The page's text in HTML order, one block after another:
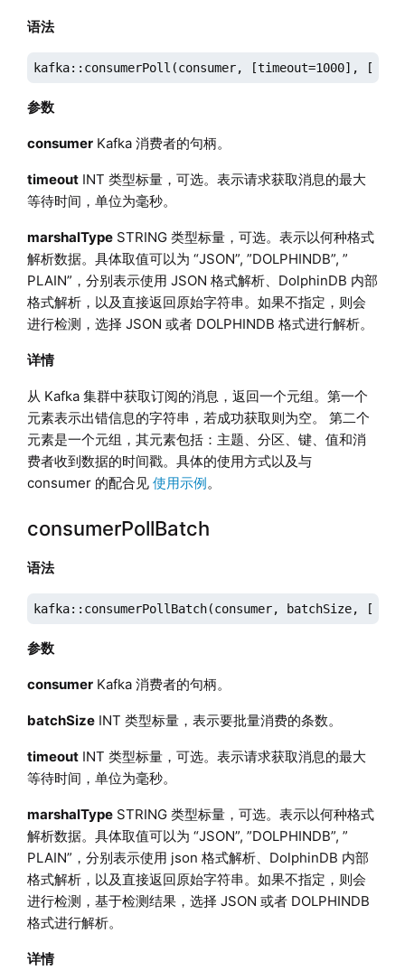
语法
kafka::consumerPoll(consumer, [timeout=1000],
参数
consumerKafka 消费者的句柄。
timeoutINT 类型标量，可选。表示请求获取消息的最大
等待时间，单位为毫秒。
marshalTypeSTRING 类型标量，可选。表示以何种格式
解析数据。具体取值可以为 “JSON”, ”DOLPHINDB”, ”
PLAIN”，分别表示使用 JSON 格式解析、DolphinDB 内部
格式解析，以及直接返回原始字符串。如果不指定，则会
进行检测，选择 JSON 或者 DOLPHINDB 格式进行解析。
详情
从 Kafka 集群中获取订阅的消息，返回一个元组。第一个
元素表示出错信息的字符串，若成功获取则为空。 第二个
元素是一个元组，其元素包括：主题、分区、键、值和消
费者收到数据的时间戳。具体的使用方式以及与
consumer 的配合见 使用示例。
consumerPollBatch
语法
kafka::consumerPollBatch(consumer, batchSize,
参数
consumerKafka 消费者的句柄。
batchSizeINT 类型标量，表示要批量消费的条数。
timeoutINT 类型标量，可选。表示请求获取消息的最大
等待时间，单位为毫秒。
marshalTypeSTRING 类型标量，可选。表示以何种格式
解析数据。具体取值可以为 “JSON”, ”DOLPHINDB”, ”
PLAIN”，分别表示使用 json 格式解析、DolphinDB 内部
格式解析，以及直接返回原始字符串。如果不指定，则会
进行检测，基于检测结果，选择 JSON 或者 DOLPHINDB
格式进行解析。
详情